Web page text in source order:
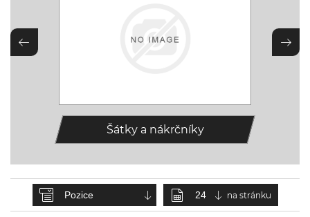
Šátky a nákrčníky
na stránku